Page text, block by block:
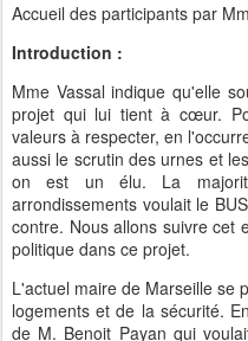
Accueil des participants par
Introduction :
Mme Vassal indique qu'elle
projet qui lui tient à cœur.
valeurs à respecter, en
aussi le scrutin des urnes et
on est un élu. La
arrondissements voulait le
contre. Nous allons suivre cet
politique dans ce projet.
L'actuel maire de Marseille se
logements et de la sécurité.
de M. Benoit Payan qui